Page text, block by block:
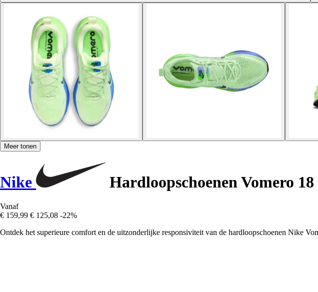
Meer tonen
Nike Hardloopschoenen Vomero 18
Vanaf
€ 159,99 € 125,08 -22%
Ontdek het superieure comfort en de uitzonderlijke responsiviteit van de hardloopschoenen Nike